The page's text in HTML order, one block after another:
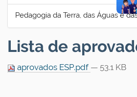
Pedagogia da Terra, das Águas e
Lista de
aprovados ESP.pdf — 53.1 KB